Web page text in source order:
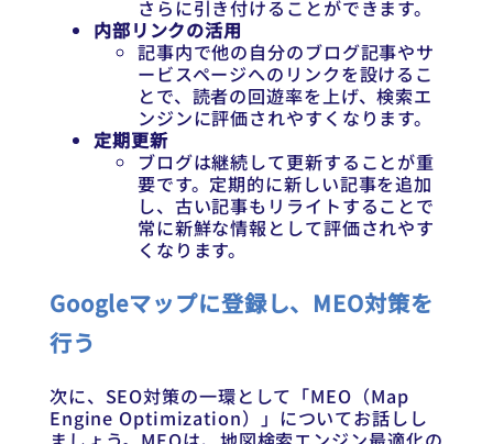
さらに引き付けることができます。
内部リンクの活用
記事内で他の自分のブログ記事やサ
ービスページへのリンクを設けるこ
とで、読者の回遊率を上げ、検索エ
ンジンに評価されやすくなります。
定期更新
ブログは継続して更新することが重
要です。定期的に新しい記事を追加
し、古い記事もリライトすることで
常に新鮮な情報として評価されやす
くなります。
Googleマップに登録し、MEO対策を
行う
次に、SEO対策の一環として「MEO（Map
Engine Optimization）」についてお話しし